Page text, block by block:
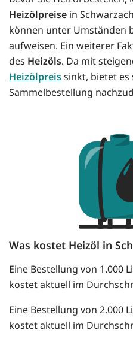
Heizölpreise in
können unter Umständen
aufweisen. Ein weiterer
des Heizöls. Da mit
Heizölpreissinkt, bietet es
Sammelbestellung
Was kostet Heizöl in
Eine Bestellung von 1.000
kostet aktuell im
Eine Bestellung von 2.000
kostet aktuell im